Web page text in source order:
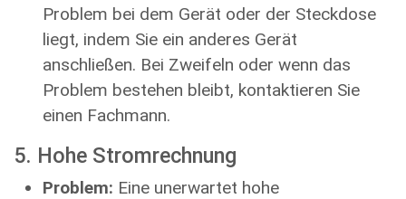
Problem bei dem Gerät oder der Steckdose
liegt, indem Sie ein anderes Gerät
anschließen. Bei Zweifeln oder wenn das
Problem bestehen bleibt, kontaktieren Sie
einen Fachmann.
5. Hohe Stromrechnung
Problem: Eine unerwartet hohe